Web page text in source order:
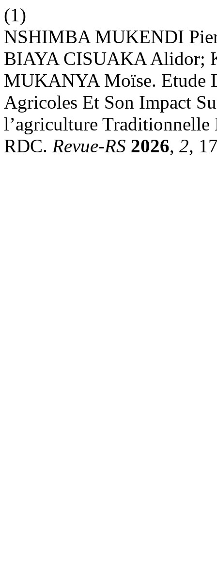
(1)
NSHIMBA MUKENDI
BIAYA CISUAKA
MUKANYA Moïse. Etude
Agricoles Et Son Impact
l’agriculture
RDC. Revue-RS 2026, 2,